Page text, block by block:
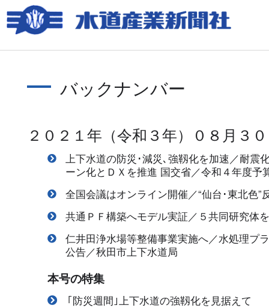
バックナンバー
２０２１年（令和３年）０８月３
上下水道の防災･減災､強靱化を加速／耐震
ーン化とＤＸを推進 国交省／令和４年度予
全国会議はオンライン開催／“仙台･東北色”
共通ＰＦ構築へモデル実証／５共同研究体
仁井田浄水場等整備事業実施へ／水処理プ
公告／秋田市上下水道局
本号の特集
｢防災週間｣上下水道の強靱化を見据えて